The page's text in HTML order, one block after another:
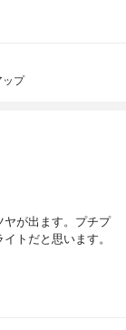
ップ
ヤが出ます。プチプ
トだと思います。